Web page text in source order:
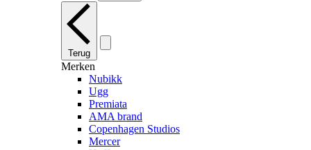
Terug
Merken
Nubikk
Ugg
Premiata
AMA brand
Copenhagen Studios
Mercer